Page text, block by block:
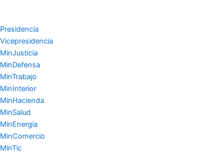
Presidencia
Vicepresidencia
MinJusticia
MinDefensa
MinTrabajo
MinInterior
MinHacienda
MinSalud
MinEnergía
MinComercio
MinTic